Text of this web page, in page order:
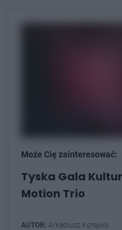
Może Cię zainteresować:
Tyska Gala
Motion Trio
AUTOR: Arkadiusz Korejwo